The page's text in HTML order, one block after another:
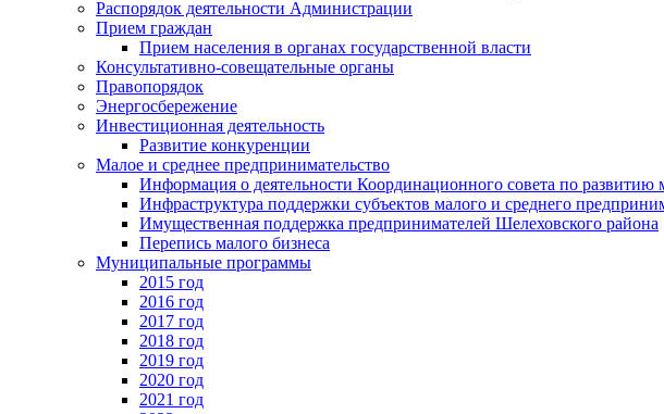
Распорядок деятельности Администрации
Прием граждан
Прием населения в органах государственной власти
Консультативно-совещательные органы
Правопорядок
Энергосбережение
Инвестиционная деятельность
Развитие конкуренции
Малое и среднее предпринимательство
Информация о деятельности Координационного совета по развитию
Инфраструктура поддержки субъектов малого и среднего
Имущественная поддержка предпринимателей Шелеховского района
Перепись малого бизнеса
Муниципальные программы
2015 год
2016 год
2017 год
2018 год
2019 год
2020 год
2021 год